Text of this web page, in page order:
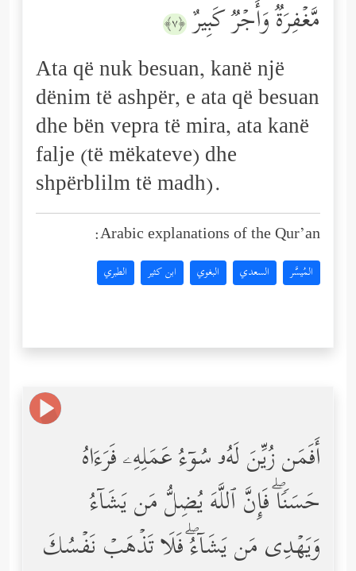
مَّغۡفِرَةࣱ وَأَجۡرࣱ كَبِیرٌ ﴿٧﴾
Ata që nuk besuan, kanë një
dënim të ashpër, e ata që besuan
dhe bën vepra të mira, ata kanë
falje (të mëkateve) dhe
shpërblilm të madh).
Arabic explanations of the Qur’an:
المُيسَّر السعدي البغوي ابن كثير الطبري
أَفَمَن زُیِّنَ لَهُۥ سُوۤءُ عَمَلِهِۦ فَرَءَاهُ
حَسَنࣰاۖ فَإِنَّ ٱللَّهَ یُضِلُّ مَن یَشَاۤءُ
وَیَهۡدِی مَن یَشَاۤءُۖ فَلَا تَذۡهَبۡ نَفۡسُكَ